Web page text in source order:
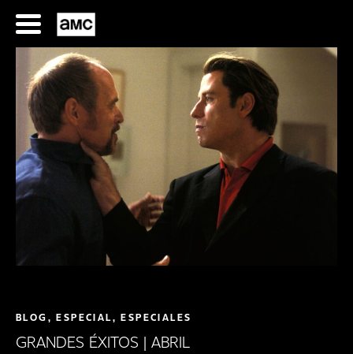
contenido
SERIES
SERIES
FILMS
BLOG, ESPECIAL, ESPECIALES
GRANDES ÉXITOS | ABRIL